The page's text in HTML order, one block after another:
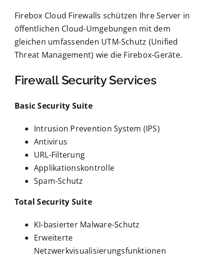
Firebox Cloud Firewalls schützen Ihre Server in
öffentlichen Cloud-Umgebungen mit dem
gleichen umfassenden UTM-Schutz (Unified
Threat Management) wie die Firebox-Geräte.
Firewall Security Services
Basic Security Suite
Intrusion Prevention System (IPS)
Antivirus
URL-Filterung
Applikationskontrolle
Spam-Schutz
Total Security Suite
KI-basierter Malware-Schutz
Erweiterte
Netzwerkvisualisierungsfunktionen